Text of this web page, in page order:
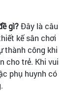
gì?Đây là câu
kế sân chơi
thành công khi
cho trẻ. Khi vui
phụ huynh có